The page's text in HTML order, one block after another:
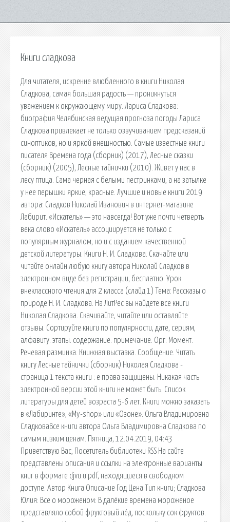
Книги сладкова
Для читателя, искренне влюбленного в книги Николая
Сладкова, самая большая радость — проникнуться
уважением к окружающему миру. Лариса Сладкова:
биография Челябинская ведущая прогноза погоды Лариса
Сладкова привлекает не только озвучиванием предсказаний
синоптиков, но и яркой внешностью. Самые известные книги
писателя Времена года (сборник) (2017), Лесные сказки
(сборник) (2005), Лесные тайнички (2010). Живет у нас в
лесу птица. Сама черная с белыми пестринками, а на затылке
у нее перышки яркие, красные. Лучшие и новые книги 2019
автора: Сладков Николай Иванович в интернет-магазине
Лабирит. «Искатель» — это навсегда! Вот уже почти четверть
века слово «Искатель» ассоциируется не только с
популярным журналом, но и с изданием качественной
детской литературы. Книги Н. И. Сладкова. Скачайте или
читайте онлайн любую книгу автора Николай Сладков в
электронном виде без регистрации, бесплатно. Урок
внеклассного чтения для 2 класса (слайд 1) Тема: Рассказы о
природе Н. И. Сладкова. На ЛитРес вы найдете все книги
Николая Сладкова. Скачивайте, читайте или оставляйте
отзывы. Сортируйте книги по популярности, дате, сериям,
алфавиту. этапы. содержание. примечание. Орг. Момент.
Речевая разминка. Книжная выставка. Сообщение. Читать
книгу Лесные тайнички (сборник) Николая Сладкова -
страница 1 текста книги : е права защищены. Никакая часть
электронной версии этой книги не может быть. Список
литературы для детей возраста 5-6 лет. Книги можно заказать
в «Лабиринте», «My-shop» или «Озоне». Ольга Владимировна
СладковаВсе книги автора Ольга Владимировна Сладкова по
самым низким ценам. Пятница, 12.04.2019, 04:43
Приветствую Вас, Посетитель библиотеки RSS На сайте
представлены описания и ссылки на электронные варианты
книг в формате djvu и pdf, находящиеся в свободном
доступе. Автор Книга Описание Год Цена Тип книги; Сладкова
Юлия: Все о мороженом: В далёкие времена мороженое
представляло собой фруктовый лёд, поскольку сок фруктов.